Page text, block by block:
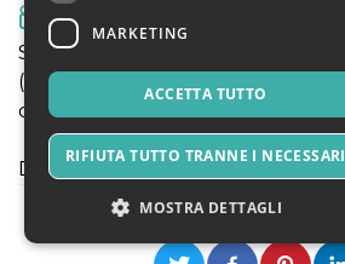
Film & Media
Selezione di corti in
(Estonia), Lithuanian Shorts
del Cinema Finnico (Finlandia).
Durata dell'evento: 2 ore e 44
MARKETING
ACCETTA TUTTO
RIFIUTA TUTTO TRANNE I NECESSARI
MOSTRA DETTAGLI